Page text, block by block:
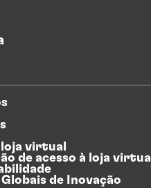
loja virtual
de acesso à loja virtual
de Inovação